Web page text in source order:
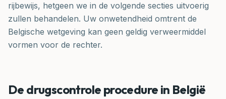
rijbewijs, hetgeen we in de volgende secties uitvoerig
zullen behandelen. Uw onwetendheid omtrent de
Belgische wetgeving kan geen geldig verweermiddel
vormen voor de rechter.
De drugscontrole procedure in België